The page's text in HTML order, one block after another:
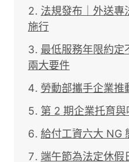
法規發布｜外送專
施行
最低服務年限約定
兩大要件
勞動部攜手企業推
第 2 期企業托育
給付工資六大 NG
端午節為法定休假